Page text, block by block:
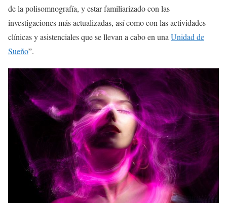
de la polisomnografía, y estar familiarizado con las
investigaciones más actualizadas, así como con las actividades
clínicas y asistenciales que se llevan a cabo en una Unidad de
Sueño”.